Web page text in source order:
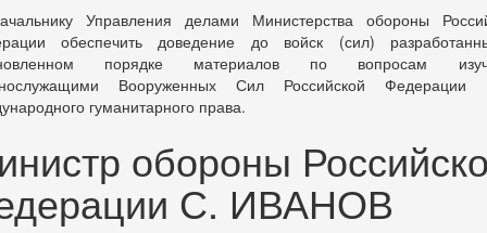
Управления делами Министерства обороны
обеспечить доведение до войск (сил)
порядке материалов по вопросам
Вооруженных Сил Российской Федерации
гуманитарного права.
обороны
С. ИВАНОВ